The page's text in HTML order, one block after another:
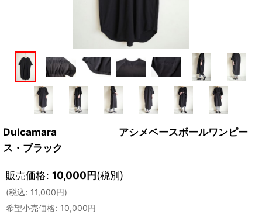
Dulcamara アシメベースボールワンピー
ス・ブラック
販売価格: 10,000円(税別)
(税込: 11,000円)
希望小売価格: 10,000円